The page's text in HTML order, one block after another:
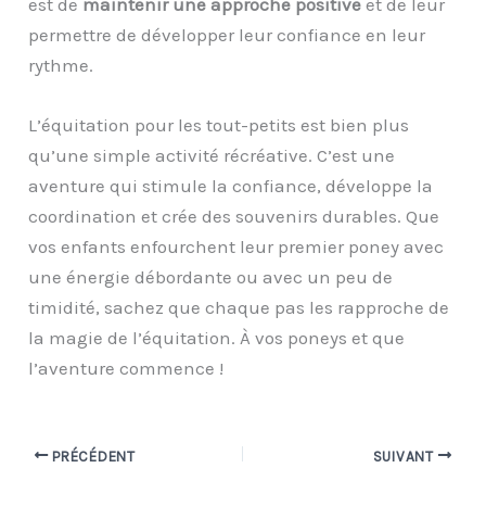
est de maintenir une approche positive et de leur
permettre de développer leur confiance en leur
rythme.
L’équitation pour les tout-petits est bien plus
qu’une simple activité récréative. C’est une
aventure qui stimule la confiance, développe la
coordination et crée des souvenirs durables. Que
vos enfants enfourchent leur premier poney avec
une énergie débordante ou avec un peu de
timidité, sachez que chaque pas les rapproche de
la magie de l’équitation. À vos poneys et que
l’aventure commence !
PRÉCÉDENT SUIVANT